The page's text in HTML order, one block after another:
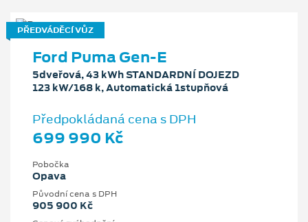
PŘEDVÁDĚCÍ VŮZ
Ford Puma Gen-E
5dveřová, 43 kWh STANDARDNÍ DOJEZD
123 kW/168 k, Automatická 1stupňová
Předpokládaná cena s DPH
699 990 Kč
Pobočka
Opava
Původní cena s DPH
905 900 Kč